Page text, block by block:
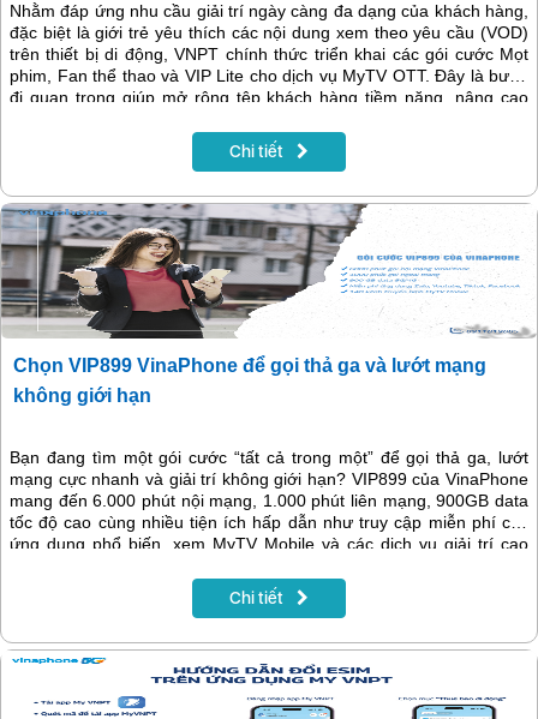
Nhằm đáp ứng nhu cầu giải trí ngày càng đa dạng của khách hàng,
đặc biệt là giới trẻ yêu thích các nội dung xem theo yêu cầu (VOD)
trên thiết bị di động, VNPT chính thức triển khai các gói cước Mọt
phim, Fan thể thao và VIP Lite cho dịch vụ MyTV OTT. Đây là bước
đi quan trọng giúp mở rộng tệp khách hàng tiềm năng, nâng cao
Chi tiết
Chọn VIP899 VinaPhone để gọi thả ga và lướt mạng
không giới hạn
Bạn đang tìm một gói cước “tất cả trong một” để gọi thả ga, lướt
mạng cực nhanh và giải trí không giới hạn? VIP899 của VinaPhone
mang đến 6.000 phút nội mạng, 1.000 phút liên mạng, 900GB data
tốc độ cao cùng nhiều tiện ích hấp dẫn như truy cập miễn phí các
ứng dụng phổ biến, xem MyTV Mobile và các dịch vụ giải trí cao
trọn vẹn trong một gói duy nhất.
Chi tiết